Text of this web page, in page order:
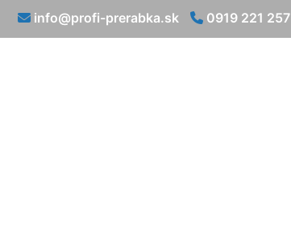
info@profi-prerabka.sk 0919 221 257